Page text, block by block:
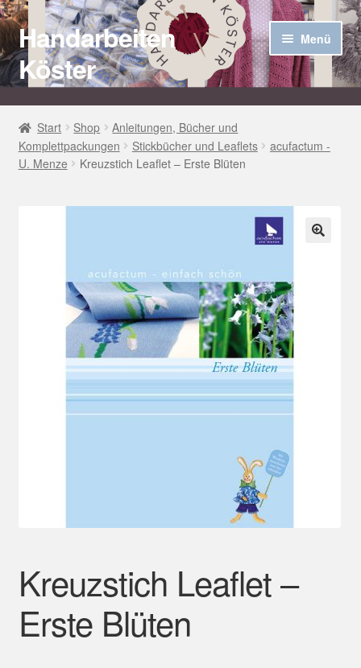
Zur
Navigation
springen
Zum
Inhalt
springen
Handarbeiten
Köster
Menü
Startseite
Über uns
Mein Konto
Start Shop
Anleitungen, Bücher und
Komplettpackungen
Stickbücher und Leaflets
acufactum -
U. Menze
Kreuzstich Leaflet – Erste Blüten
Kreuzstich Leaflet –
Erste Blüten